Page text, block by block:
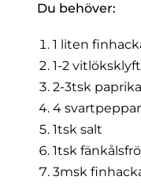
Du behöver:
1 liten
1-2
2-3tsk
4
1tsk salt
1tsk
3msk